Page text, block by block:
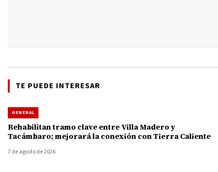
TE PUEDE INTERESAR
GENERAL
Rehabilitan tramo clave entre Villa Madero y
Tacámbaro; mejorará la conexión con Tierra Caliente
7 de agosto de 2026